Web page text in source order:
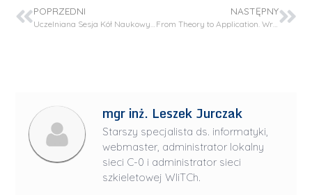
POPRZEDNI
Uczelniana Sesja Kół Naukowych – 5 czerwca 2025
NASTĘPNY
From Theory to Application. Wrocław Meetings on Computational and Experimental Sciences
mgr inż. Leszek Jurczak
Starszy specjalista ds. informatyki,
webmaster, administrator lokalny
sieci C-0 i administrator sieci
szkieletowej WIiTCh.